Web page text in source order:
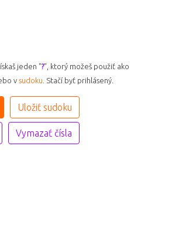
jeden "?", ktorý možeš použiť ako
v sudoku . Stačí byť prihlásený.